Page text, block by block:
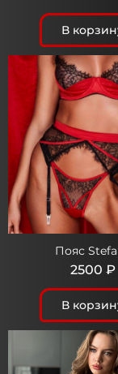
В
Пояс
2500 ₽
В